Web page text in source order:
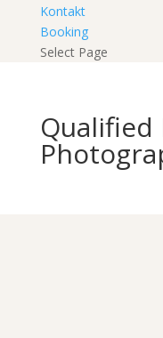
Kontakt
Booking
Select Page
Qualified